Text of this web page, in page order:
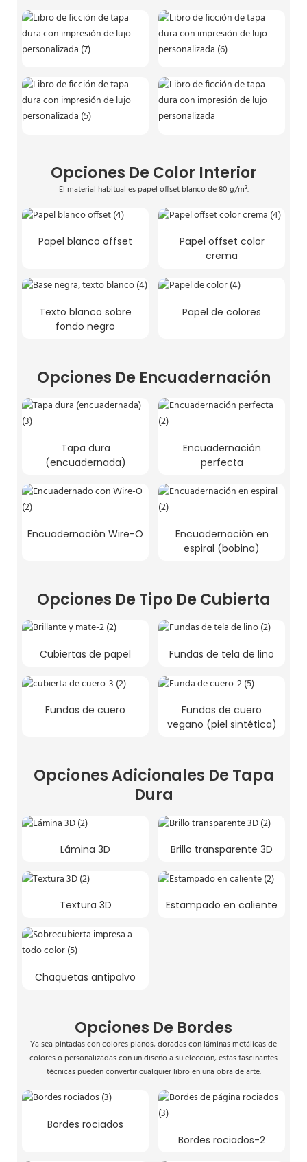
Opciones De Color Interior
El material habitual es papel offset blanco de 80 g/m².
Papel blanco offset
Papel offset color
crema
Texto blanco sobre
fondo negro
Papel de colores
Opciones De Encuadernación
Tapa dura
(encuadernada)
Encuadernación
perfecta
Encuadernación Wire-O
Encuadernación en
espiral (bobina)
Opciones De Tipo De Cubierta
Cubiertas de papel Fundas de tela de lino
Fundas de cuero
Fundas de cuero
vegano (piel sintética)
Opciones Adicionales De Tapa
Dura
Lámina 3D Brillo transparente 3D
Textura 3D Estampado en caliente
Chaquetas antipolvo
Opciones De Bordes
Ya sea pintadas con colores planos, doradas con láminas metálicas de
colores o personalizadas con un diseño a su elección, estas fascinantes
técnicas pueden convertir cualquier libro en una obra de arte.
Bordes rociados
Bordes rociados-2